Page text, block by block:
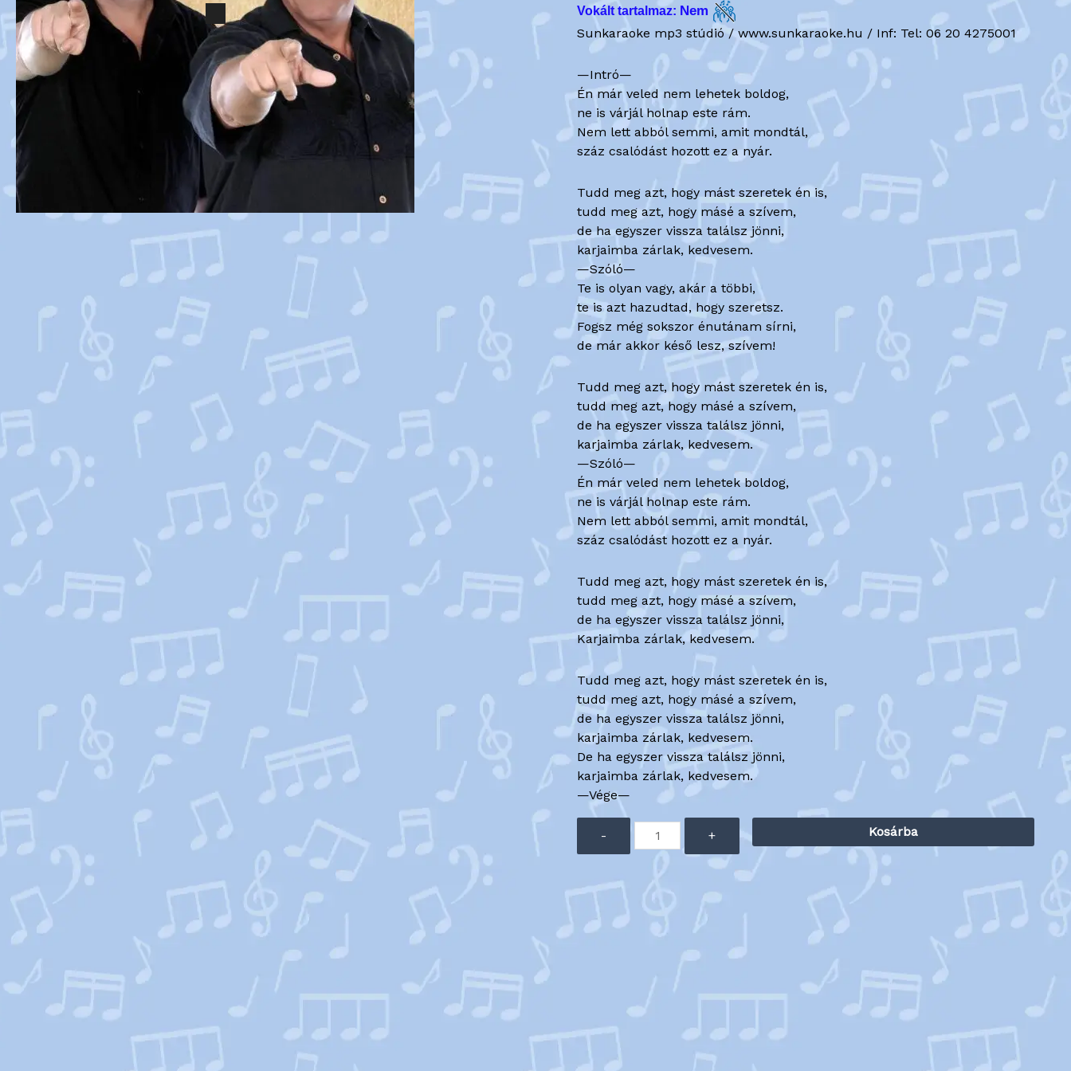
Vokált tartalmaz: Nem
Sunkaraoke mp3 stúdió / www.sunkaraoke.hu / Inf: Tel: 06 20 4275001
—Intró—
Én már veled nem lehetek boldog,
ne is várjál holnap este rám.
Nem lett abból semmi, amit mondtál,
száz csalódást hozott ez a nyár.
Tudd meg azt, hogy mást szeretek én is,
tudd meg azt, hogy másé a szívem,
de ha egyszer vissza találsz jönni,
karjaimba zárlak, kedvesem.
—Szóló—
Te is olyan vagy, akár a többi,
te is azt hazudtad, hogy szeretsz.
Fogsz még sokszor énutánam sírni,
de már akkor késő lesz, szívem!
Tudd meg azt, hogy mást szeretek én is,
tudd meg azt, hogy másé a szívem,
de ha egyszer vissza találsz jönni,
karjaimba zárlak, kedvesem.
—Szóló—
Én már veled nem lehetek boldog,
ne is várjál holnap este rám.
Nem lett abból semmi, amit mondtál,
száz csalódást hozott ez a nyár.
Tudd meg azt, hogy mást szeretek én is,
tudd meg azt, hogy másé a szívem,
de ha egyszer vissza találsz jönni,
Karjaimba zárlak, kedvesem.
Tudd meg azt, hogy mást szeretek én is,
tudd meg azt, hogy másé a szívem,
de ha egyszer vissza találsz jönni,
karjaimba zárlak, kedvesem.
De ha egyszer vissza találsz jönni,
karjaimba zárlak, kedvesem.
—Vége—
-
quantity
+ Kosárba